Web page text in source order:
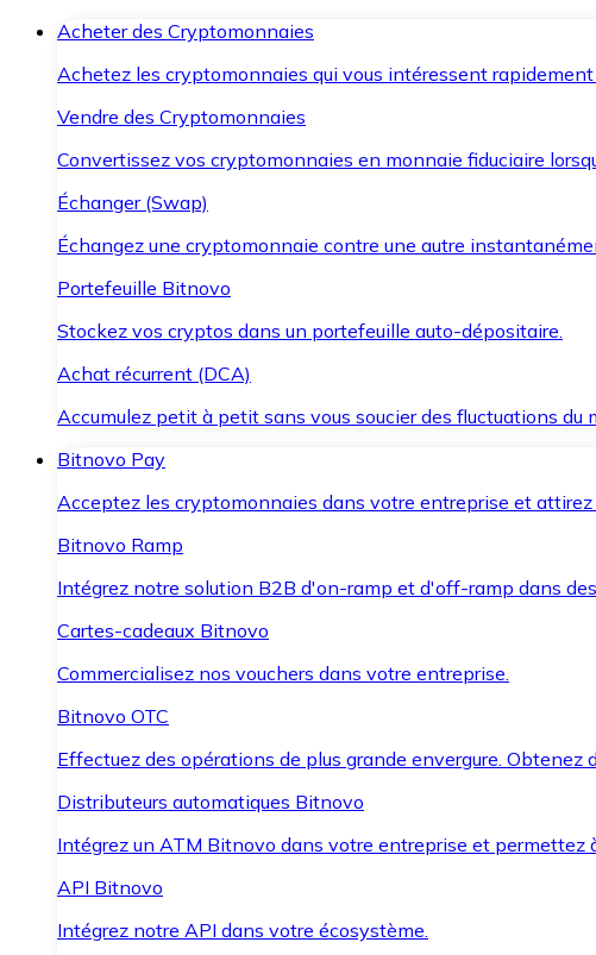
Acheter des Cryptomonnaies
Achetez les cryptomonnaies qui vous intéressent
Vendre des Cryptomonnaies
Convertissez vos cryptomonnaies en monnaie fiduciaire
Échanger (Swap)
Échangez une cryptomonnaie contre une autre
Portefeuille Bitnovo
Stockez vos cryptos dans un portefeuille auto-dépositaire.
Achat récurrent (DCA)
Accumulez petit à petit sans vous soucier des fluctuations du
Bitnovo Pay
Acceptez les cryptomonnaies dans votre entreprise et
Bitnovo Ramp
Intégrez notre solution B2B d'on-ramp et d'off-ramp dans
Cartes-cadeaux Bitnovo
Commercialisez nos vouchers dans votre entreprise.
Bitnovo OTC
Effectuez des opérations de plus grande envergure.
Distributeurs automatiques Bitnovo
Intégrez un ATM Bitnovo dans votre entreprise et
API Bitnovo
Intégrez notre API dans votre écosystème.